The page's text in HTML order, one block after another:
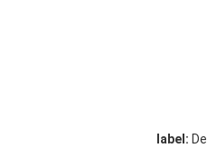
label: